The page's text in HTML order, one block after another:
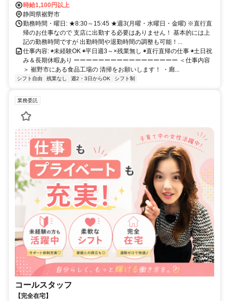
御殿場線 南御殿場駅 車10分
時給1,100円以上
静岡県裾野市
勤務時間・曜日: ★8:30～15:45 ★週3(月曜・水曜日・金曜) ※直行直
帰のお仕事なので 支店に出勤する必要はありません！ 基本的には上
記の勤務時間ですが 出勤時間や退勤時間の調整も可能！...
仕事内容: ◉未経験OK ◉平日週3～×残業無し ◉直行直帰の仕事 ◉土日祝
み＆長期休暇あり ーーーーーーーーーーーーーーーーー ＜仕事内容
＞ 裾野市にある食品工場の 清掃をお願いします！ ・廊...
シフト自由 残業なし 週2・3日からOK シフト制
業務委託
コールスタッフ
【完全在宅】